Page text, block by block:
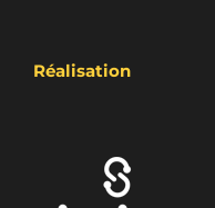
Réalisation